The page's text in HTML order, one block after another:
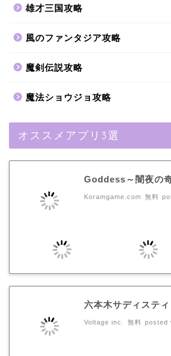
雄才三国攻略
風のファンタジア攻略
魔剣伝説攻略
魔法ショウジョ攻略
オススメアプリ3選
Goddess～闇夜の
Koramgame.com 無料
六本木サディスティ
Voltage inc. 無料 posted